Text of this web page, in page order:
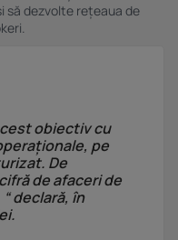
să dezvolte rețeaua de
obiectiv cu
pe
De
de afaceri de
declară, în